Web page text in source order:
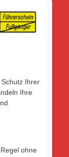
Meyer
Ihrer
Ihre
ohne